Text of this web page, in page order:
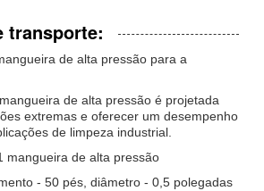
transporte:
de alta pressão para a
de alta pressão é projetada
extremas e oferecer um desempenho
de limpeza industrial.
mangueira de alta pressão
- 50 pés, diâmetro - 0,5 polegadas